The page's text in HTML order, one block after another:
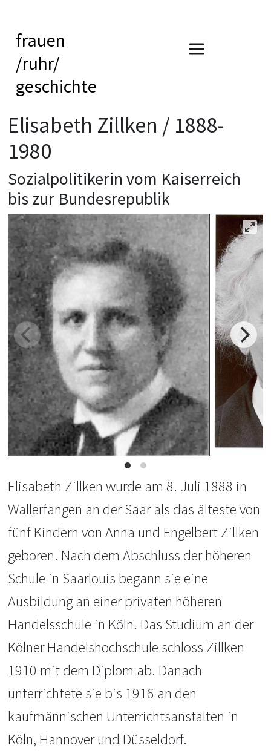
frauen
/ruhr/
geschichte
Elisabeth Zillken / 1888-
1980
Sozialpolitikerin vom Kaiserreich
bis zur Bundesrepublik
Elisabeth Zillken wurde am 8. Juli 1888 in
Wallerfangen an der Saar als das älteste von
fünf Kindern von Anna und Engelbert Zillken
geboren. Nach dem Abschluss der höheren
Schule in Saarlouis begann sie eine
Ausbildung an einer privaten höheren
Handelsschule in Köln. Das Studium an der
Kölner Handelshochschule schloss Zillken
1910 mit dem Diplom ab. Danach
unterrichtete sie bis 1916 an den
kaufmännischen Unterrichtsanstalten in
Köln, Hannover und Düsseldorf.